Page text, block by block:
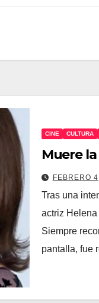
CINE CULTURA
Muere
FEBRERO
Tras una
actriz
Siempre
pantalla, fue